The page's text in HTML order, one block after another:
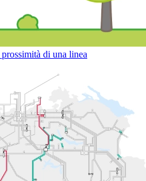
di una linea